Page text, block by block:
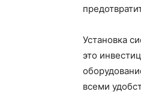
Установка
это
всеми